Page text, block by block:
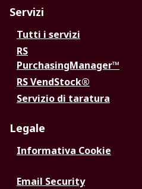
Servizi
Tutti i servizi
RS
PurchasingManager™
RS VendStock®
Servizio di taratura
Legale
Informativa Cookie
Email Security